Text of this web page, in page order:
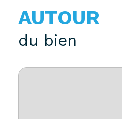
AUTOUR
du bien